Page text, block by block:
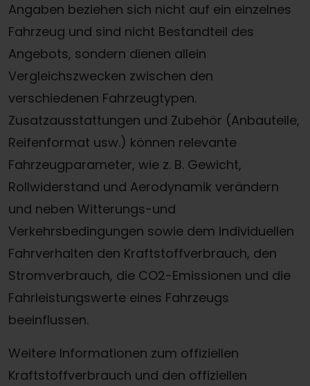
Angaben beziehen sich nicht auf ein einzelnes
Fahrzeug und sind nicht Bestandteil des
Angebots, sondern dienen allein
Vergleichszwecken zwischen den
verschiedenen Fahrzeugtypen.
Zusatzausstattungen und Zubehör (Anbauteile,
Reifenformat usw.) können relevante
Fahrzeugparameter, wie z. B. Gewicht,
Rollwiderstand und Aerodynamik verändern
und neben Witterungs-und
Verkehrsbedingungen sowie dem individuellen
Fahrverhalten den Kraftstoffverbrauch, den
Stromverbrauch, die CO2-Emissionen und die
Fahrleistungswerte eines Fahrzeugs
beeinflussen.
Weitere Informationen zum offiziellen
Kraftstoffverbrauch und den offiziellen